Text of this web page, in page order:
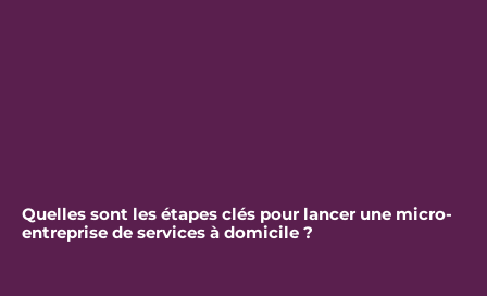
Quelles sont les étapes clés pour lancer une micro-
entreprise de services à domicile ?